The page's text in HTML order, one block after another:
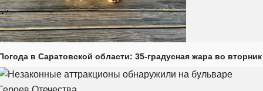
в Саратовской области: 35-градусная жара во вторник